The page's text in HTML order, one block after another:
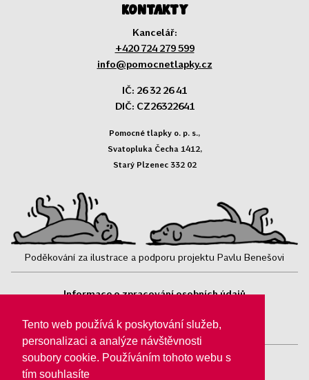
Tento web používá k poskytování služeb,
personalizaci a analýze návštěvnosti
soubory cookie. Používáním tohoto webu s
tím souhlasíte
Kontakty
Kancelář:
+420 724 279 599
info@pomocnetlapky.cz
IČ: 26 32 26 41
DIČ: CZ26322641
Pomocné tlapky o. p. s.,
Svatopluka Čecha 1412,
Starý Plzenec 332 02
Poděkování za ilustrace a podporu projektu Pavlu Benešovi
Informace o zpracování osobních údajů
Sledujte nás: